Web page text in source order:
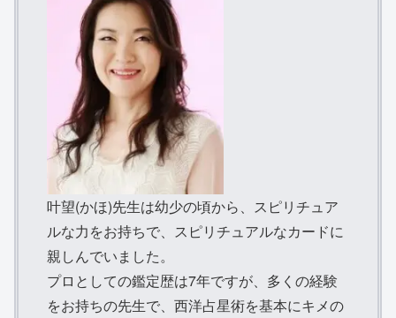
叶望(かほ)先生は幼少の頃から、スピリチュア
ルな力をお持ちで、スピリチュアルなカードに
親しんでいました。
プロとしての鑑定歴は7年ですが、多くの経験
をお持ちの先生で、西洋占星術を基本にキメの